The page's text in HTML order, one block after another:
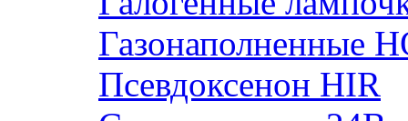
Газонаполненные
Псевдоксенон HIR